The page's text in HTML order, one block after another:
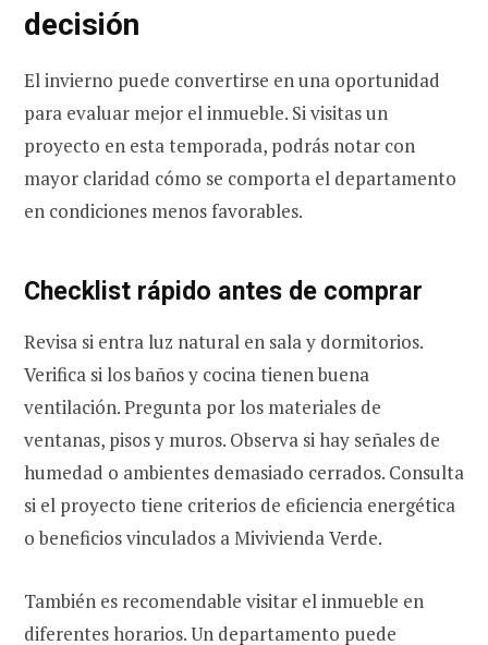
decisión
El invierno puede convertirse en una oportunidad
para evaluar mejor el inmueble. Si visitas un
proyecto en esta temporada, podrás notar con
mayor claridad cómo se comporta el departamento
en condiciones menos favorables.
Checklist rápido antes de comprar
Revisa si entra luz natural en sala y dormitorios.
Verifica si los baños y cocina tienen buena
ventilación. Pregunta por los materiales de
ventanas, pisos y muros. Observa si hay señales de
humedad o ambientes demasiado cerrados. Consulta
si el proyecto tiene criterios de eficiencia energética
o beneficios vinculados a Mivivienda Verde.
También es recomendable visitar el inmueble en
diferentes horarios. Un departamento puede